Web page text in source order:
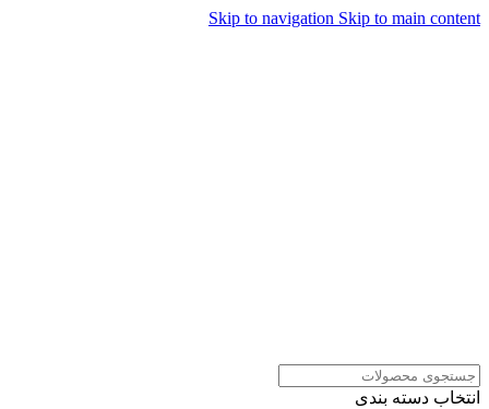
Skip to navigation Skip to main content
انتخاب دسته بندی
همراهان علمینو به علت نوسانات